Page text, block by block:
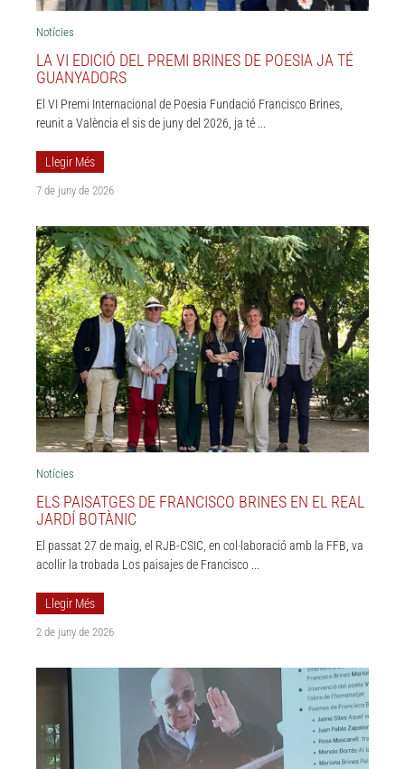
Notícies
LA VI EDICIÓ DEL PREMI BRINES DE POESIA JA TÉ
GUANYADORS
El VI Premi Internacional de Poesia Fundació Francisco Brines,
reunit a València el sis de juny del 2026, ja té ...
Llegir Més
7 de juny de 2026
Notícies
ELS PAISATGES DE FRANCISCO BRINES EN EL REAL
JARDÍ BOTÀNIC
El passat 27 de maig, el RJB-CSIC, en col·laboració amb la FFB, va
acollir la trobada Los paisajes de Francisco ...
Llegir Més
2 de juny de 2026